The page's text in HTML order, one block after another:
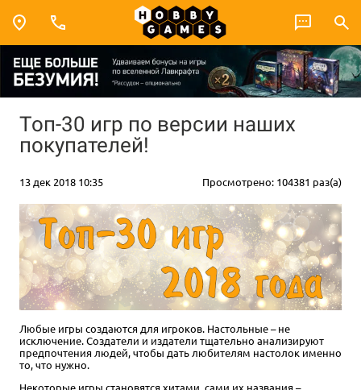
Топ-30 игр по версии наших
покупателей!
13 дек 2018 10:35 Просмотрено: 104381 раз(а)
Любые игры создаются для игроков. Настольные – не
исключение. Создатели и издатели тщательно анализируют
предпочтения людей, чтобы дать любителям настолок именно
то, что нужно.
Некоторые игры становятся хитами, сами их названия –